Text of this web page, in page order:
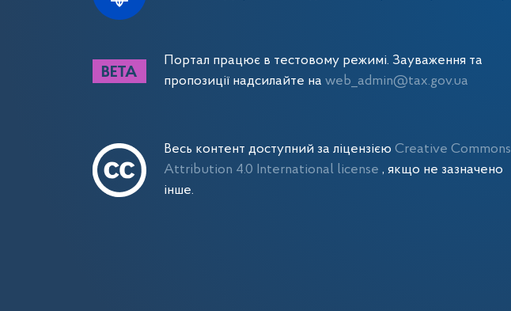
Портал працює в тестовому режимі. Зауваження та
пропозиції надсилайте на web_admin@tax.gov.ua
Весь контент доступний за ліцензією Creative Commons
Attribution 4.0 International license , якщо не зазначено
інше.